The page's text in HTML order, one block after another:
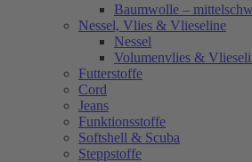
Baumwolle –
Nessel, Vlies & Vlieseline
Nessel
Volumenvlies &
Futterstoffe
Cord
Jeans
Funktionsstoffe
Softshell & Scuba
Steppstoffe